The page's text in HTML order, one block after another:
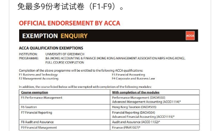
免最多9份考试试卷（F1-F9）。